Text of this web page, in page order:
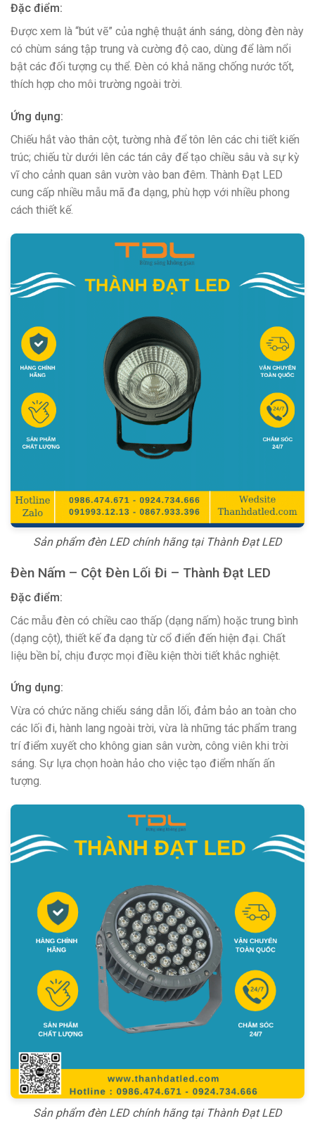
Đặc điểm:
Được xem là “bút vẽ” của nghệ thuật ánh sáng, dòng đèn này
có chùm sáng tập trung và cường độ cao, dùng để làm nổi
bật các đối tượng cụ thể. Đèn có khả năng chống nước tốt,
thích hợp cho môi trường ngoài trời.
Ứng dụng:
Chiếu hắt vào thân cột, tường nhà để tôn lên các chi tiết kiến
trúc; chiếu từ dưới lên các tán cây để tạo chiều sâu và sự kỳ
vĩ cho cảnh quan sân vườn vào ban đêm. Thành Đạt LED
cung cấp nhiều mẫu mã đa dạng, phù hợp với nhiều phong
cách thiết kế.
Sản phẩm đèn LED chính hãng tại Thành Đạt LED
Đèn Nấm – Cột Đèn Lối Đi – Thành Đạt LED
Đặc điểm:
Các mẫu đèn có chiều cao thấp (dạng nấm) hoặc trung bình
(dạng cột), thiết kế đa dạng từ cổ điển đến hiện đại. Chất
liệu bền bỉ, chịu được mọi điều kiện thời tiết khắc nghiệt.
Ứng dụng:
Vừa có chức năng chiếu sáng dẫn lối, đảm bảo an toàn cho
các lối đi, hành lang ngoài trời, vừa là những tác phẩm trang
trí điểm xuyết cho không gian sân vườn, công viên khi trời
sáng. Sự lựa chọn hoàn hảo cho việc tạo điểm nhấn ấn
tượng.
Sản phẩm đèn LED chính hãng tại Thành Đạt LED